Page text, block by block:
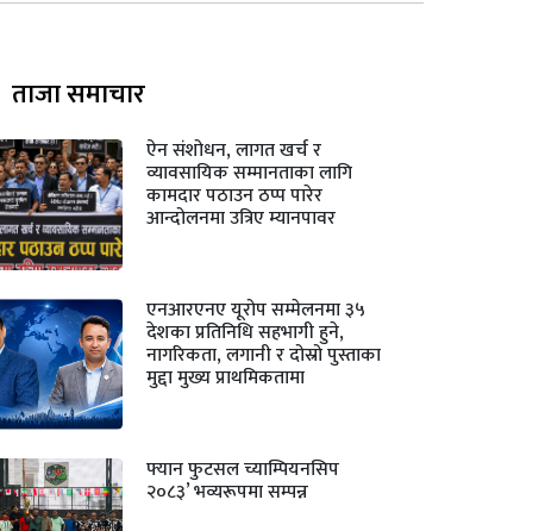
ताजा समाचार
ऐन संशोधन, लागत खर्च र
व्यावसायिक सम्मानताका लागि
कामदार पठाउन ठप्प पारेर
आन्दोलनमा उत्रिए म्यानपावर
एनआरएनए यूरोप सम्मेलनमा ३५
देशका प्रतिनिधि सहभागी हुने,
नागरिकता, लगानी र दोस्रो पुस्ताका
मुद्दा मुख्य प्राथमिकतामा
फ्यान फुटसल च्याम्पियनसिप
२०८३’ भव्यरूपमा सम्पन्न